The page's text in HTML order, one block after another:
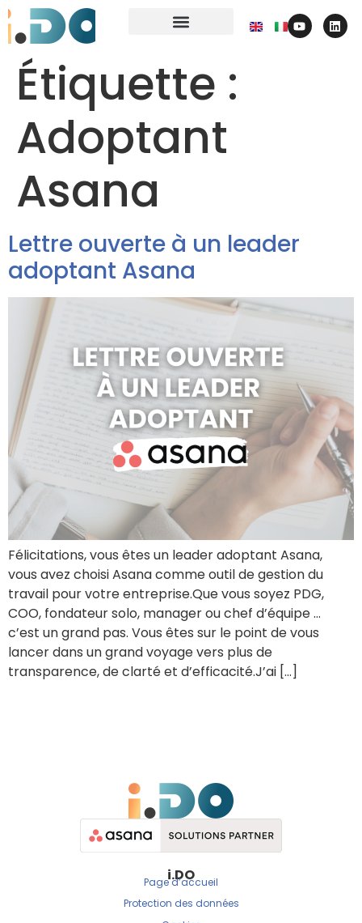
Étiquette :
Adoptant
Asana
Lettre ouverte à un leader
adoptant Asana
Félicitations, vous êtes un leader adoptant Asana,
vous avez choisi Asana comme outil de gestion du
travail pour votre entreprise.Que vous soyez PDG,
COO, fondateur solo, manager ou chef d’équipe …
c’est un grand pas. Vous êtes sur le point de vous
lancer dans un grand voyage vers plus de
transparence, de clarté et d’efficacité.J’ai […]
i.DO
Page d’accueil
Protection des données